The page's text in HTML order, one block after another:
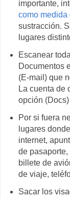
importante,
como medida
sustracción.
lugares
Escanear
Documentos
(E-mail) que
La cuenta de
opción
Por si fuera
lugares
internet,
de pasaporte,
billete de
de viaje,
Sacar los